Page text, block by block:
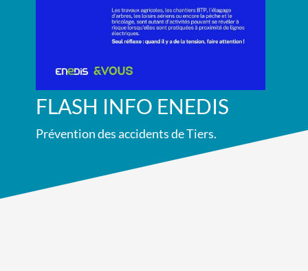
FLASH INFO ENEDIS
Prévention des accidents de Tiers.